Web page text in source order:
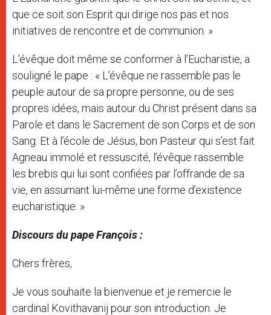
que ce soit son Esprit qui dirige nos pas et nos
initiatives de rencontre et de communion. »
L’évêque doit même se conformer à l’Eucharistie, a
souligné le pape : « L’évêque ne rassemble pas le
peuple autour de sa propre personne, ou de ses
propres idées, mais autour du Christ présent dans sa
Parole et dans le Sacrement de son Corps et de son
Sang. Et à l’école de Jésus, bon Pasteur qui s’est fait
Agneau immolé et ressuscité, l’évêque rassemble
les brebis qui lui sont confiées par l’offrande de sa
vie, en assumant lui-même une forme d’existence
eucharistique. »
Discours du pape François :
Chers frères,
Je vous souhaite la bienvenue et je remercie le
cardinal Kovithavanij pour son introduction. Je